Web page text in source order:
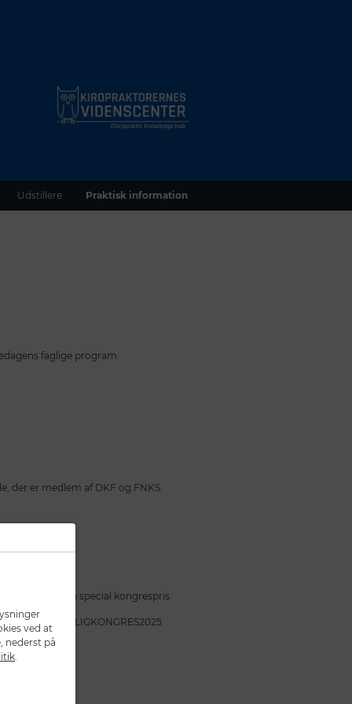
Udstillere Praktisk information
faglige program.
der er medlem af DKF og FNKS.
til en special kongrespris.
BC-FAGLIGKONGRES2025
ved at
nederst på